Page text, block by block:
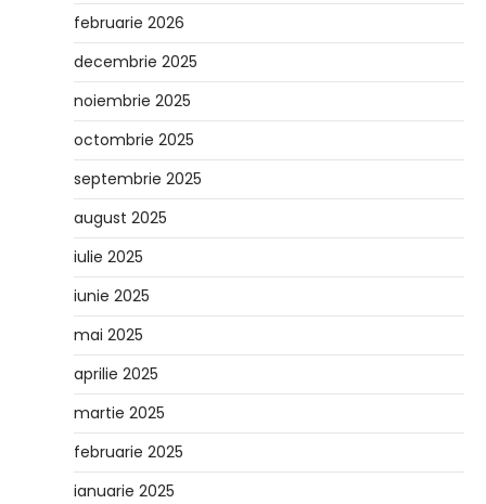
februarie 2026
decembrie 2025
noiembrie 2025
octombrie 2025
septembrie 2025
august 2025
iulie 2025
iunie 2025
mai 2025
aprilie 2025
martie 2025
februarie 2025
ianuarie 2025